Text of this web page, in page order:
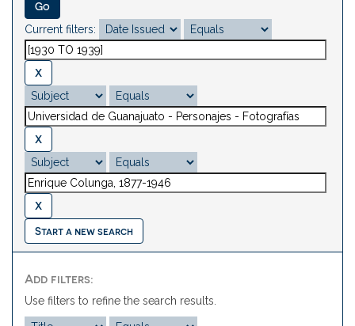
Current filters:
Start a new search
Add filters:
Use filters to refine the search results.